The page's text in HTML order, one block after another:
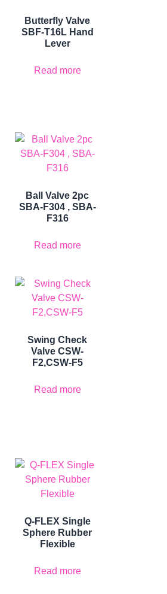
Butterfly Valve
SBF-T16L Hand
Lever
Read more
Ball Valve 2pc
SBA-F304 , SBA-
F316
Read more
Swing Check
Valve CSW-
F2,CSW-F5
Read more
Q-FLEX Single
Sphere Rubber
Flexible
Read more